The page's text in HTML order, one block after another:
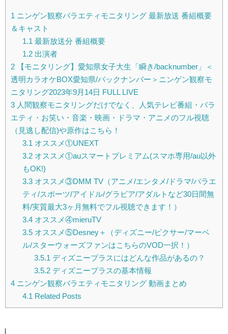
1 ニンゲン観察バラエティモニタリング 最新放送 番組概要
＆キャスト
1.1 最新放送分 番組概要
1.2出演者
2 【モニタリング】愛知県女子大生「瞬き/backnumber」＜
透明カラオケBOX愛知県/バックナンバー＞ニンゲン観察モ
ニタリング2023年9月14日 FULL LIVE
3 人間観察モニタリングだけでなく、人気テレビ番組・バラ
エティ・お笑い・音楽・映画・ドラマ・アニメのフル視聴
（見逃し配信)や原作はこちら！
3.1 オススメ①UNEXT
3.2オススメ①auスマートプレミアム(スマホ専用/au以外
もOK!)
3.3オススメ③DMM TV（アニメ/エンタメ/ドラマ/バラエ
ティ/スポーツ/アイドル/グラビア/アダルトなど30日間無
料/実質最大3ヶ月無料でフル視聴できます！）
3.4オススメ④mieruTV
3.5オススメ⑤Desney＋（ディズニー/ピクサー/マーベ
ル/スターウォーズファンはこちらのVOD一択！）
3.5.1 ディズニープラスにはどんな作品があるの？
3.5.2ディズニープラスの基本情報
4 ニンゲン観察バラエティモニタリング 動画まとめ
4.1 Related Posts